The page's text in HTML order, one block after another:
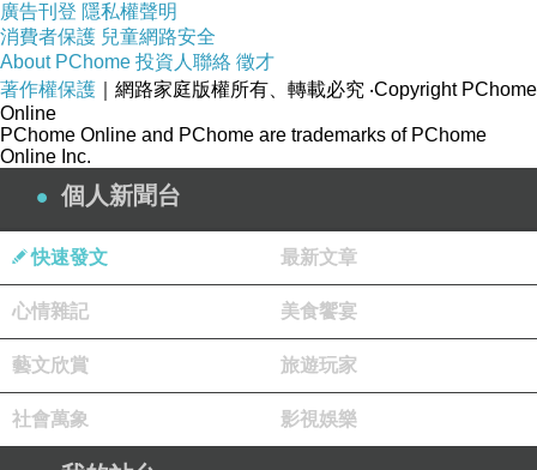
廣告刊登 隱私權聲明
消費者保護 兒童網路安全
About PChome 投資人聯絡 徵才
著作權保護 ｜網路家庭版權所有、轉載必究 ‧Copyright PChome
Online
PChome Online and PChome are trademarks of PChome
Online Inc.
個人新聞台
快速發文 最新文章
心情雜記 美食饗宴
藝文欣賞 旅遊玩家
社會萬象 影視娛樂